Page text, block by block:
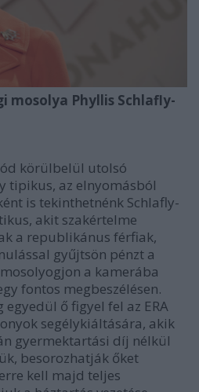
mosolya Phyllis Schlafly-
körülbelül utolsó
tipikus, az elnyomásból
is tekinthetnénk Schlafly-
akit szakértelme
a republikánus férfiak,
gyűjtsön pénzt a
a kamerába
fontos megbeszélésen.
ő figyel fel az ERA
segélykiáltására, akik
gyermektartási díj nélkül
besorozhatják őket
kell majd teljes